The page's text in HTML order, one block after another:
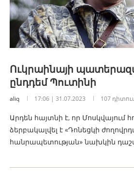
Ուկրաինայի
ընդդեմ Պուտինի
aliq 17:06 | 31.07.2023 107
Արդեն հայտնի է, որ Մոսկվայում
ձերբակալվել է «Դոնեցկի
հանրապետության» նախկին